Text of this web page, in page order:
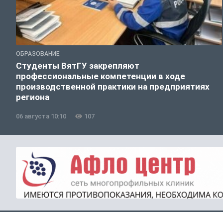
ОБРАЗОВАНИЕ
Студенты ВятГУ закрепляют
профессиональные компетенции в ходе
производственной практики на предприятиях
региона
06 августа 10:10 107